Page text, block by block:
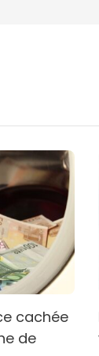
cachée
de